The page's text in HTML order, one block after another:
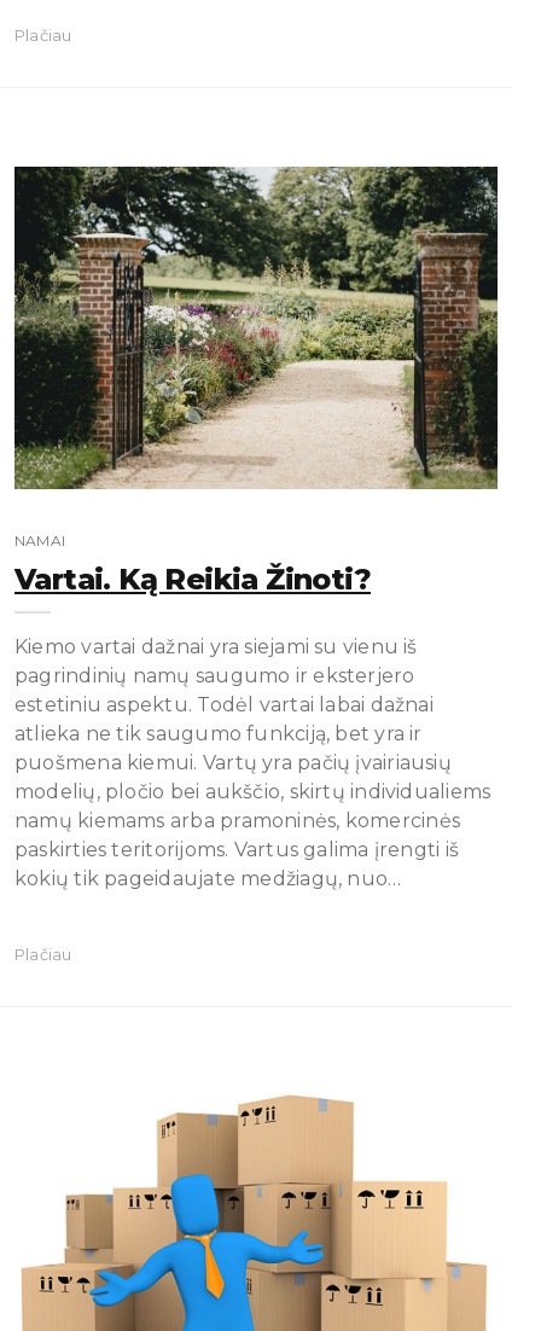
Plačiau
NAMAI
Vartai. Ką Reikia Žinoti?
Kiemo vartai dažnai yra siejami su vienu iš
pagrindinių namų saugumo ir eksterjero
estetiniu aspektu. Todėl vartai labai dažnai
atlieka ne tik saugumo funkciją, bet yra ir
puošmena kiemui. Vartų yra pačių įvairiausių
modelių, pločio bei aukščio, skirtų individualiems
namų kiemams arba pramoninės, komercinės
paskirties teritorijoms. Vartus galima įrengti iš
kokių tik pageidaujate medžiagų, nuo…
Plačiau